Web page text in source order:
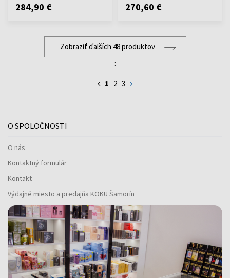
284,90 € 270,60 €
Zobraziť ďalších 48 produktov
:
1 2 3
O SPOLOČNOSTI
O nás
Kontaktný formulár
Kontakt
Výdajné miesto a predajňa KOKU Šamorín